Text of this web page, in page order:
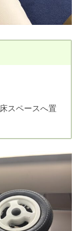
スペースへ置